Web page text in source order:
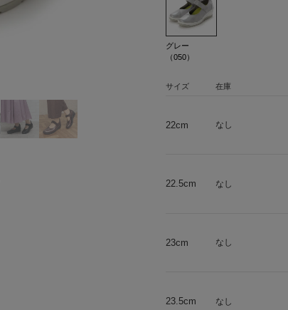
グレー
（050）
サイズ 在庫
22cm なし
22.5cm なし
23cm なし
23.5cm なし